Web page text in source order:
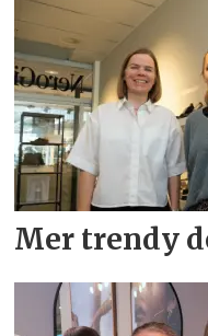
Mer trendy